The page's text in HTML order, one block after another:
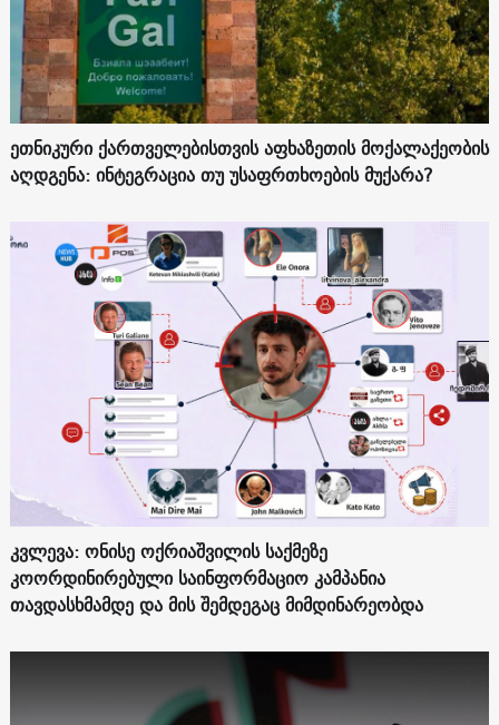
ეთნიკური ქართველებისთვის აფხაზეთის მოქალაქეობის
აღდგენა: ინტეგრაცია თუ უსაფრთხოების მუქარა?
კვლევა: ონისე ოქრიაშვილის საქმეზე
კოორდინირებული საინფორმაციო კამპანია
თავდასხმამდე და მის შემდეგაც მიმდინარეობდა